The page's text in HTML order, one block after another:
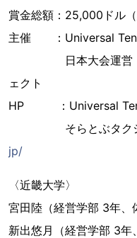
賞金総額：25,000ドル（
主催 ：Universal
日本大会運営：株
ェクト
HP ：Universal
そらとぶタクシ
jp/
〈近畿大学〉
宮田陸（経営学部 3年、
新出悠月（経営学部 3年